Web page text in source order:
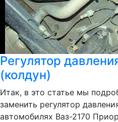
Регулятор
(колдун)
Итак, в это статье мы
заменить регулятор
автомобилях Ваз-2170